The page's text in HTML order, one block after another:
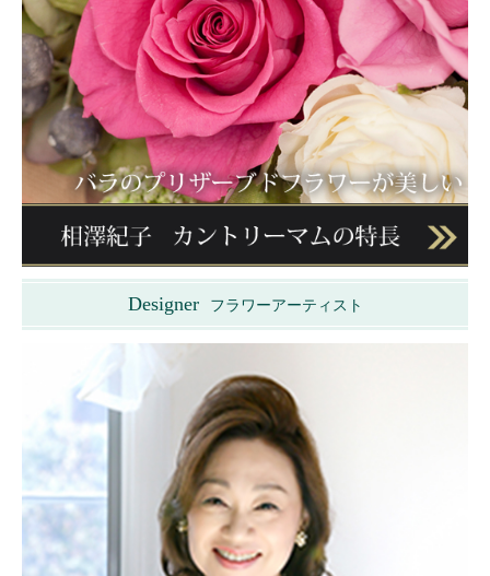
Designer フラワーアーティスト